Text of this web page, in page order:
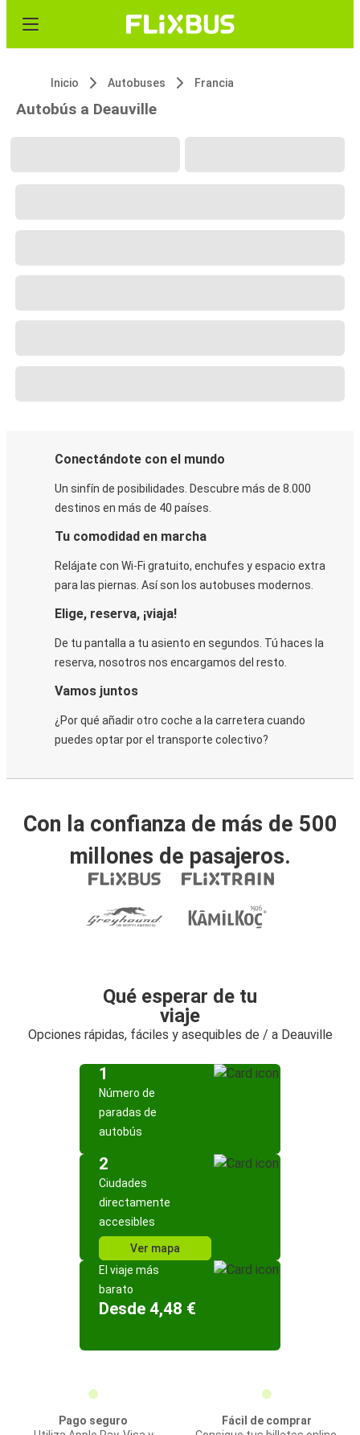
Inicio Autobuses Francia
Autobús a Deauville
Conectándote con el mundo
Un sinfín de posibilidades. Descubre más de 8.000
destinos en más de 40 países.
Tu comodidad en marcha
Relájate con Wi-Fi gratuito, enchufes y espacio extra
para las piernas. Así son los autobuses modernos.
Elige, reserva, ¡viaja!
De tu pantalla a tu asiento en segundos. Tú haces la
reserva, nosotros nos encargamos del resto.
Vamos juntos
¿Por qué añadir otro coche a la carretera cuando
puedes optar por el transporte colectivo?
Con la confianza de más de 500
millones de pasajeros.
Qué esperar de tu
viaje
Opciones rápidas, fáciles y asequibles de / a Deauville
1
Número de
paradas de
autobús
2
Ciudades
directamente
accesibles
Ver mapa
El viaje más
barato
Desde 4,48 €
Pago seguro
Fácil de comprar